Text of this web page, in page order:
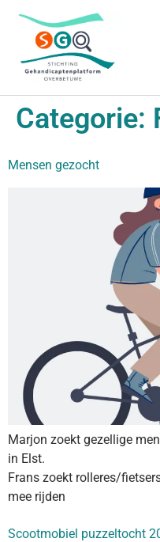
Categorie:
Mensen gezocht
Marjon zoekt gezellige
in Elst.
Frans zoekt rolleres/
mee rijden
Scootmobiel puzzeltocht